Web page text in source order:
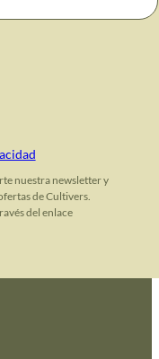
nuestra newsletter y
de Cultivers.
del enlace